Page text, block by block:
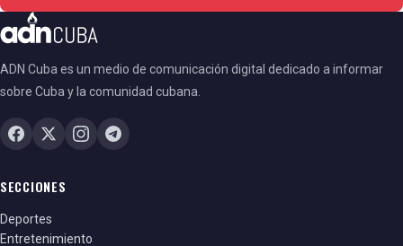
ADN Cuba es un medio de comunicación digital dedicado a informar
sobre Cuba y la comunidad cubana.
SECCIONES
Deportes
Entretenimiento